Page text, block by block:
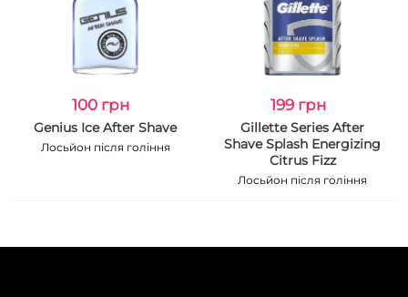
100 грн
Genius Ice After Shave
Лосьйон після гоління
199 грн
Gillette Series After
Shave Splash Energizing
Citrus Fizz
Лосьйон після гоління